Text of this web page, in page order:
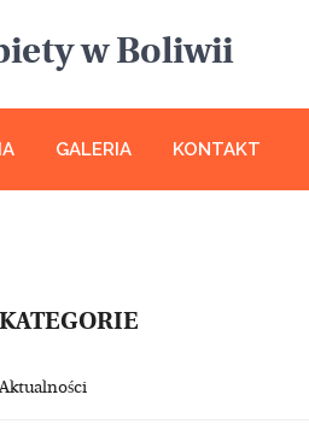
w Boliwii
GALERIA KONTAKT
KATEGORIE
Aktualności